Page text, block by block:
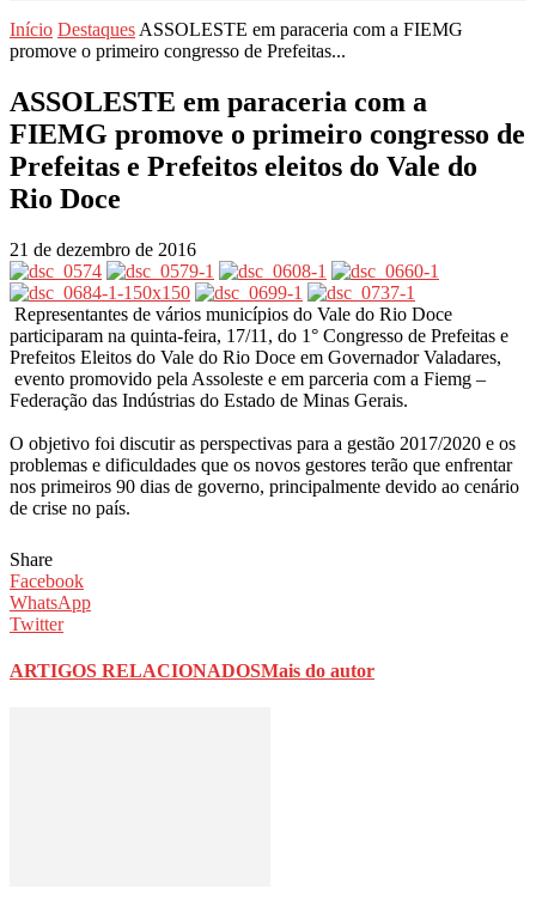
Início Destaques ASSOLESTE em paraceria com a FIEMG
promove o primeiro congresso de Prefeitas...
ASSOLESTE em paraceria com a
FIEMG promove o primeiro congresso de
Prefeitas e Prefeitos eleitos do Vale do
Rio Doce
21 de dezembro de 2016
Representantes de vários municípios do Vale do Rio Doce
participaram na quinta-feira, 17/11, do 1° Congresso de Prefeitas e
Prefeitos Eleitos do Vale do Rio Doce em Governador Valadares,
evento promovido pela Assoleste e em parceria com a Fiemg –
Federação das Indústrias do Estado de Minas Gerais.
O objetivo foi discutir as perspectivas para a gestão 2017/2020 e os
problemas e dificuldades que os novos gestores terão que enfrentar
nos primeiros 90 dias de governo, principalmente devido ao cenário
de crise no país.
Share
Facebook
WhatsApp
Twitter
ARTIGOS RELACIONADOSMais do autor